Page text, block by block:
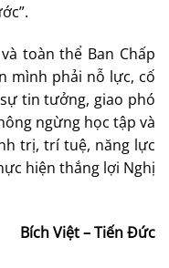
toàn thể Ban Chấp
mình phải nỗ lực, cố
tin tưởng, giao phó
ngừng học tập và
trị, trí tuệ, năng lực
hiện thắng lợi Nghị
Bích Việt – Tiến Đức